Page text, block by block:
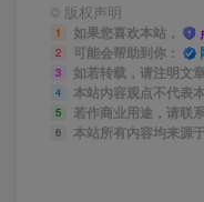
© 版权声明
1 如果您喜欢本站，
2 可能会帮助到你：
3 如若转载，请注明文
4 本站内容观点不代表
5 若作商业用途，请联
6 本站所有内容均来源